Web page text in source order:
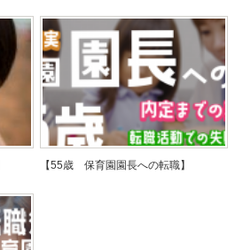
【55歳 保育園園長への転職】